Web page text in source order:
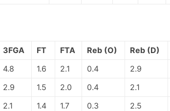
3FGA FT FTA Reb (O) Reb (D)
4.8 1.6 2.1 0.4 2.9
2.9 1.5 2.0 0.4 2.1
2.1 1.4 1.7 0.3 2.5